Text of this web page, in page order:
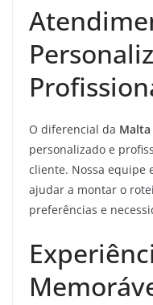
O diferencial da
personalizado e
cliente. Nossa equipe
ajudar a montar o
preferências e